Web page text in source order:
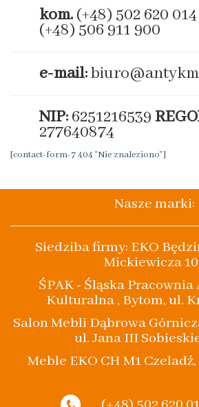
kom. (+48) 502 620 014
(+48) 506 911 900
e-mail:
NIP: 6251216539
277640874
[contact-form-7 404 "Nie znaleziono"]
Nasze marki:
Siedziba firmy: EKO
Mickiewicza
ŚPAK - Śląska
Kulturalna , Bytom, ul.
Salon Mebli Dąbrowa
ul. Jana III
Meble EKO CH M1